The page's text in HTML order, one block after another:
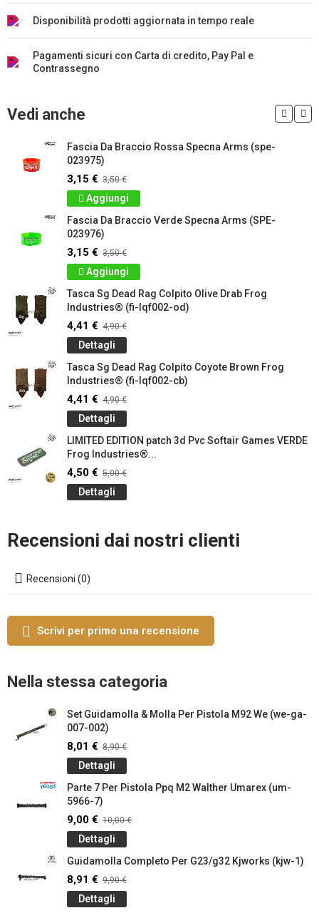
Disponibilità prodotti aggiornata in tempo reale
Pagamenti sicuri con Carta di credito, Pay Pal e
Contrassegno
Vedi anche
Fascia Da Braccio Rossa Specna Arms (spe-
023975)
3,15 € 3,50 €
Aggiungi
Fascia Da Braccio Verde Specna Arms (SPE-
023976)
3,15 € 3,50 €
Aggiungi
Tasca Sg Dead Rag Colpito Olive Drab Frog
Industries® (fi-lqf002-od)
4,41 € 4,90 €
Dettagli
Tasca Sg Dead Rag Colpito Coyote Brown Frog
Industries® (fi-lqf002-cb)
4,41 € 4,90 €
Dettagli
LIMITED EDITION patch 3d Pvc Softair Games VERDE
Frog Industries®...
4,50 € 5,00 €
Dettagli
Recensioni dai nostri clienti
Recensioni (0)
Scrivi per primo una recensione
Nella stessa categoria
Set Guidamolla & Molla Per Pistola M92 We (we-ga-
007-002)
8,01 € 8,90 €
Dettagli
Parte 7 Per Pistola Ppq M2 Walther Umarex (um-
5966-7)
9,00 € 10,00 €
Dettagli
Guidamolla Completo Per G23/g32 Kjworks (kjw-1)
8,91 € 9,90 €
Dettagli